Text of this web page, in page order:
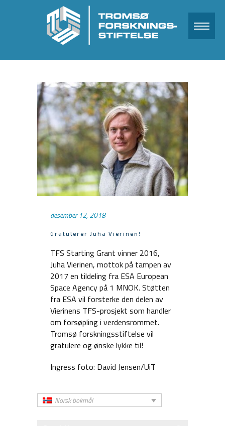
desember 12, 2018
Gratulerer Juha Vierinen!
TFS Starting Grant vinner 2016,
Juha Vierinen, mottok på tampen av
2017 en tildeling fra ESA European
Space Agency på 1 MNOK. Støtten
fra ESA vil forsterke den delen av
Vierinens TFS-prosjekt som handler
om forsøpling i verdensrommet.
Tromsø forskningsstiftelse vil
gratulere og ønske lykke til!
Ingress foto: David Jensen/UiT
Norsk bokmål